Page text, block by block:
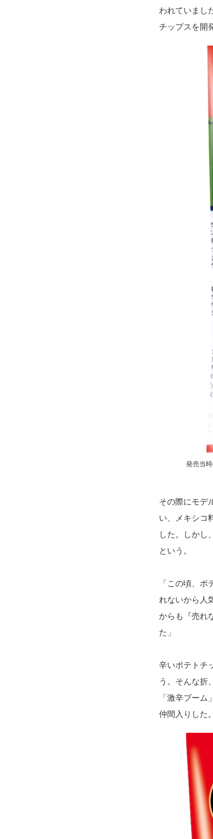
われていまし
チップスを開
発売当
その際にモデ
い、メキシコ
した。しかし
という。
「この頃、
れないから人
からも『売れ
た」
辛いポテトチ
う。そんな折
「激辛ブー
仲間入りした。